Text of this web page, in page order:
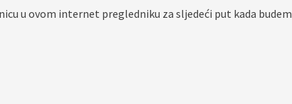
u ovom internet pregledniku za sljedeći put kada budem